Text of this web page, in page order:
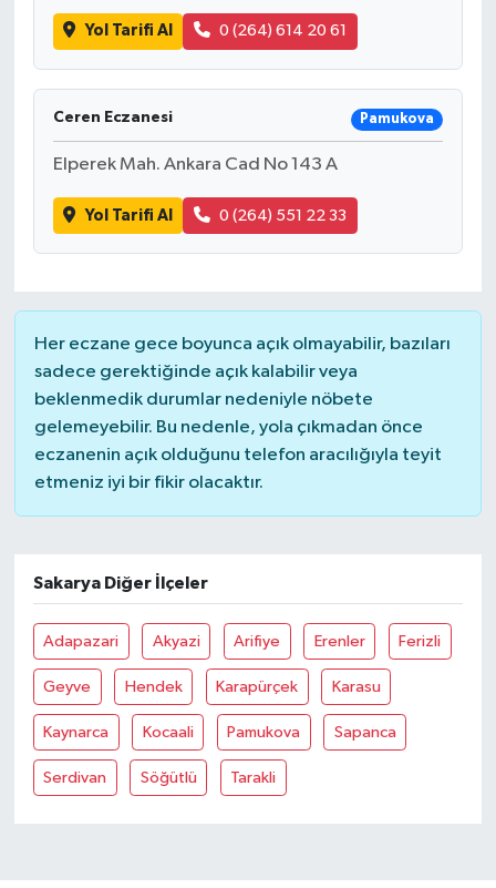
Yol Tarifi Al 0 (264) 614 20 61
Ceren Eczanesi Pamukova
Elperek Mah. Ankara Cad No 143 A
Yol Tarifi Al 0 (264) 551 22 33
Her eczane gece boyunca açık olmayabilir, bazıları
sadece gerektiğinde açık kalabilir veya
beklenmedik durumlar nedeniyle nöbete
gelemeyebilir. Bu nedenle, yola çıkmadan önce
eczanenin açık olduğunu telefon aracılığıyla teyit
etmeniz iyi bir fikir olacaktır.
Sakarya Diğer İlçeler
Adapazari Akyazi Arifiye Erenler Ferizli
Geyve Hendek Karapürçek Karasu
Kaynarca Kocaali Pamukova Sapanca
Serdivan Söğütlü Tarakli